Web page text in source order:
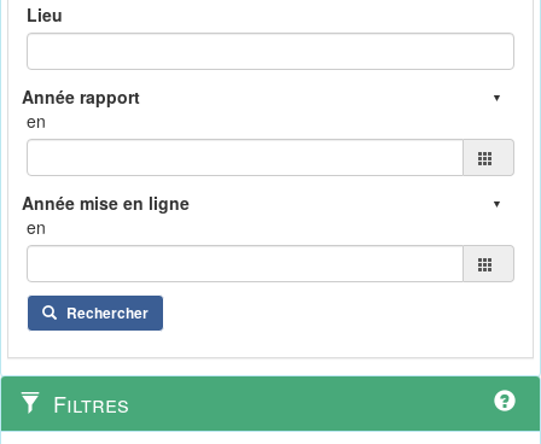
Lieu
en
en
Rechercher
Filtres